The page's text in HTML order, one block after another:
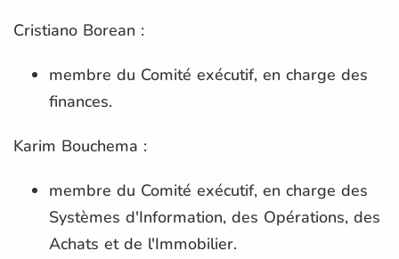
Cristiano Borean :
membre du Comité exécutif, en charge des
finances.
Karim Bouchema :
membre du Comité exécutif, en charge des
Systèmes d'Information, des Opérations, des
Achats et de l'Immobilier.